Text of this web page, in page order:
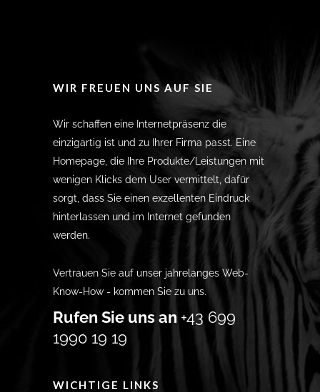
WIR FREUEN UNS AUF SIE
Wir schaffen eine Internetpräsenz die
einzigartig ist und zu Ihrer Firma passt. Eine
Homepage, die Ihre Produkte/Leistungen mit
wenigen Klicks dem User vermittelt, dafür
sorgt, dass Sie einen exzellenten Eindruck
hinterlassen und im Internet gefunden
werden.
Vertrauen Sie auf unser jahrelanges Web-
Know-How - kommen Sie zu uns.
Rufen Sie uns an +43 699
1990 19 19
WICHTIGE LINKS